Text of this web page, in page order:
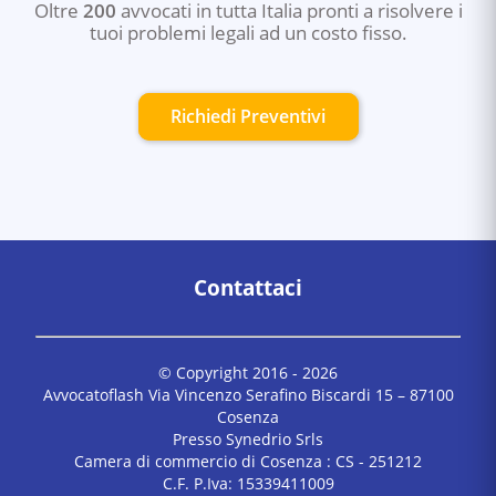
Oltre 200 avvocati in tutta Italia pronti a risolvere i
tuoi problemi legali ad un costo fisso.
Richiedi Preventivi
Contattaci
© Copyright 2016 - 2026
Avvocatoflash Via Vincenzo Serafino Biscardi 15 – 87100
Cosenza
Presso Synedrio Srls
Camera di commercio di Cosenza : CS - 251212
C.F. P.Iva: 15339411009